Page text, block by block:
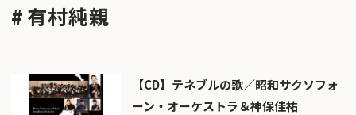
有村純親
【CD】テネブルの歌／昭和サクソフォ
ーン・オーケストラ＆神保佳祐